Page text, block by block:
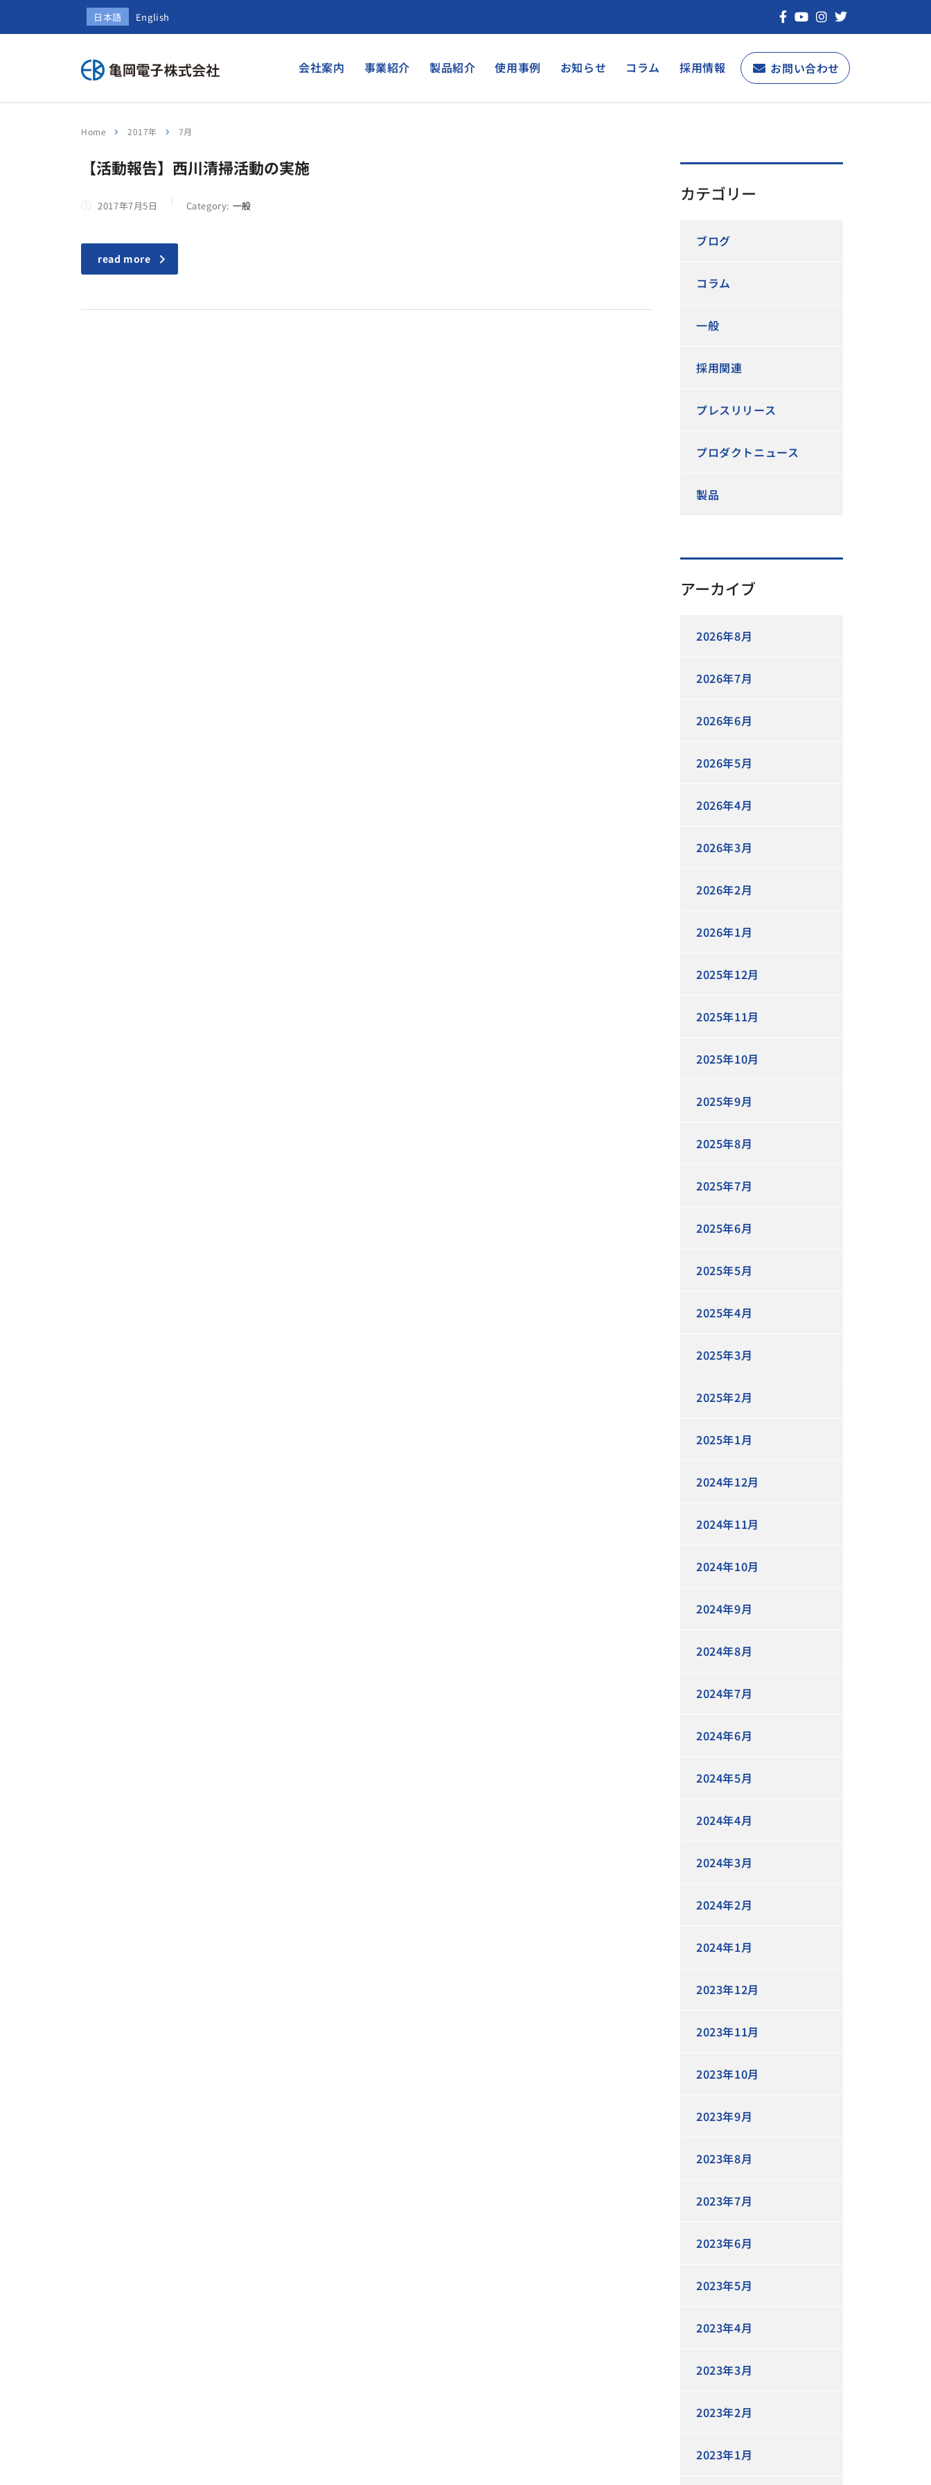
日本語 English
会社案内 事業紹介 製品紹介 使用事例 お知らせ コラム 採用情報 お問い合わせ
Home 2017年 7月
【活動報告】西川清掃活動の実施
2017年7月5日 Category: 一般
read more
カテゴリー
ブログ
コラム
一般
採用関連
プレスリリース
プロダクトニュース
製品
アーカイブ
2026年8月
2026年7月
2026年6月
2026年5月
2026年4月
2026年3月
2026年2月
2026年1月
2025年12月
2025年11月
2025年10月
2025年9月
2025年8月
2025年7月
2025年6月
2025年5月
2025年4月
2025年3月
2025年2月
2025年1月
2024年12月
2024年11月
2024年10月
2024年9月
2024年8月
2024年7月
2024年6月
2024年5月
2024年4月
2024年3月
2024年2月
2024年1月
2023年12月
2023年11月
2023年10月
2023年9月
2023年8月
2023年7月
2023年6月
2023年5月
2023年4月
2023年3月
2023年2月
2023年1月